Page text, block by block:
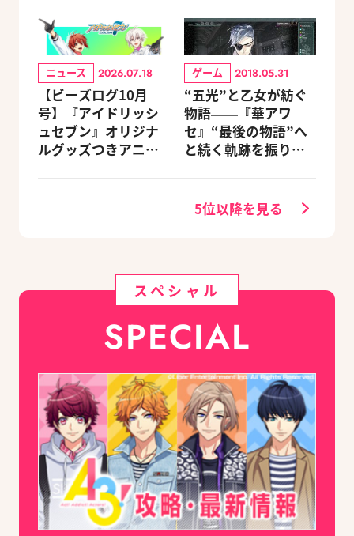
ニュース 2026.07.18
【ビーズログ10月
号】『アイドリッシ
ュセブン』オリジナ
ルグッズつきアニメ
ゲーム 2018.05.31
“五光”と乙女が紡ぐ
物語――『華アワ
セ』“最後の物語”へ
と続く軌跡を振り返
5位以降を見る
スペシャル
SPECIAL